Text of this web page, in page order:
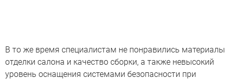
В то же время специалистам не понравились материалы
отделки салона и качество сборки, а также невысокий
уровень оснащения системами безопасности при